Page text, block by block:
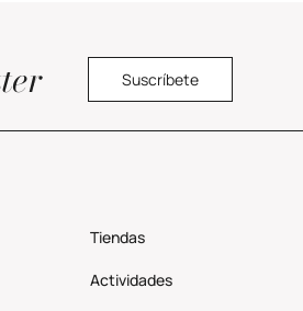
Suscríbete
Tiendas
Actividades